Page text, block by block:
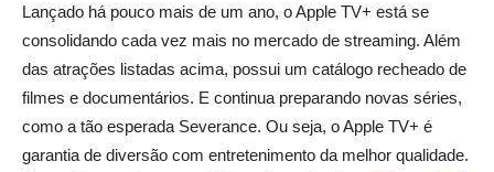
Lançado há pouco mais de um ano, o Apple TV+ está se
consolidando cada vez mais no mercado de streaming. Além
das atrações listadas acima, possui um catálogo recheado de
filmes e documentários. E continua preparando novas séries,
como a tão esperada Severance. Ou seja, o Apple TV+ é
garantia de diversão com entretenimento da melhor qualidade.